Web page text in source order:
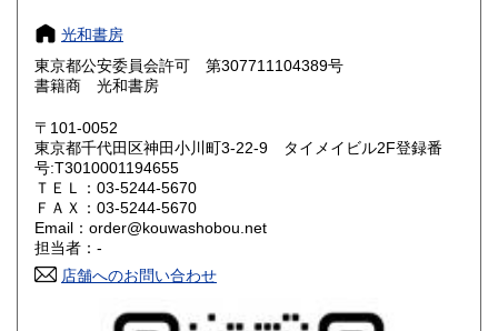
奈良県
鳥取県 200円 島根県
岡山県
山口県
香川県 200円
高知県 200円
200円 長崎県
光和書房
東京都公安委員会許可 第307711104389号
書籍商 光和書房
〒101-0052
東京都千代田区神田小川町3-22-9 タイメイビル2F登録番
号:T3010001194655
ＴＥＬ：03-5244-5670
ＦＡＸ：03-5244-5670
Email：order@kouwashobou.net
担当者：-
店舗へのお問い合わせ